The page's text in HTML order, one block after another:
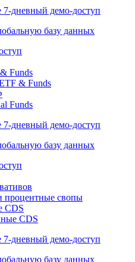
7-дневный
базу данных
Funds
& Funds
Funds
7-дневный
базу данных
свопы
CDS
CDS